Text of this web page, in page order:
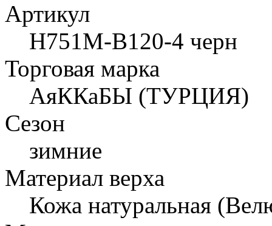
Артикул
H751M-B120-4 черн
Торговая марка
АяККаБЫ (ТУРЦИЯ)
Сезон
зимние
Материал верха
Кожа натуральная